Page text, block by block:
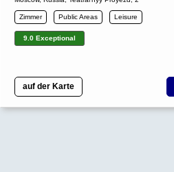
Zimmer Public Areas Leisure
9.0 Exceptional
auf der Karte